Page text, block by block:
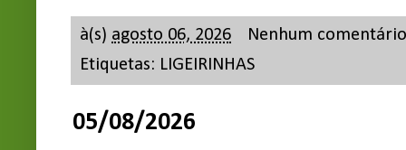
à(s) agosto 06, 2026
Nenhum
Etiquetas: LIGEIRINHAS
05/08/2026